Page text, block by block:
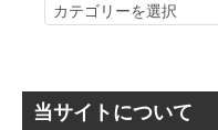
カ
リ
当サイトについて